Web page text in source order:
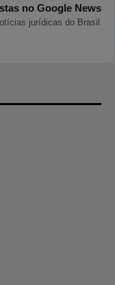
no Google News
jurídicas do Brasil